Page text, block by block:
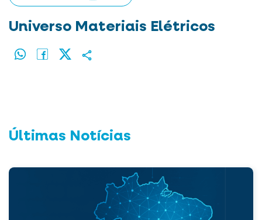
Universo Materiais Elétricos
Últimas Notícias